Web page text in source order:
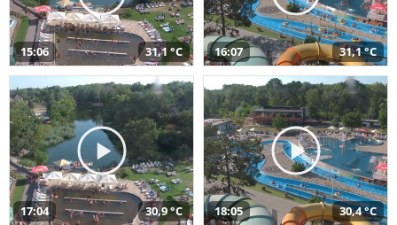
15:06 31,1 °C 16:07 31,1 °C
17:04 30,9 °C 18:05 30,4 °C